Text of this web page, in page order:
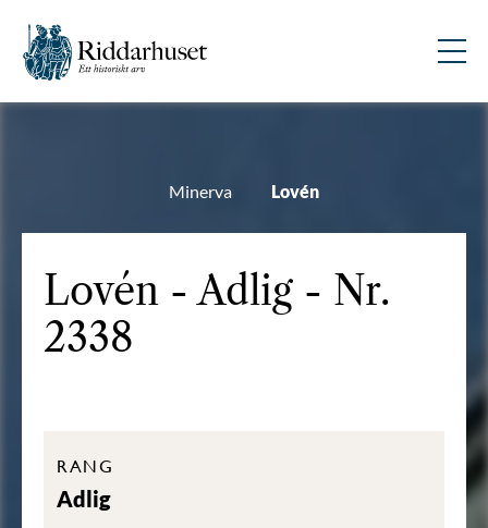
Minerva Lovén
Lovén - Adlig - Nr.
2338
RANG
Adlig